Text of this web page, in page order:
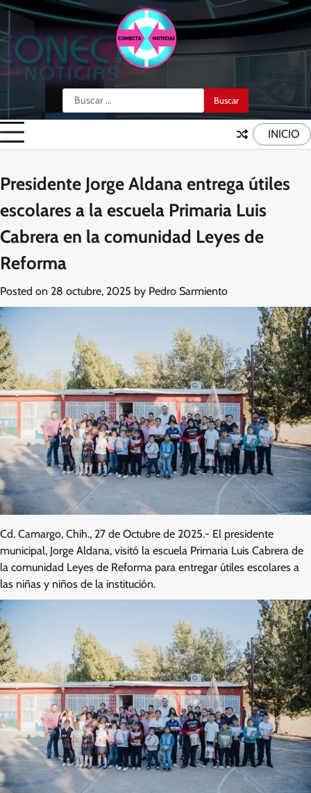
Skip
content
Buscar:
INICIO
Presidente Jorge Aldana entrega útiles
escolares a la escuela Primaria Luis
Cabrera en la comunidad Leyes de
Reforma
Posted on 28 octubre, 2025 by Pedro Sarmiento
Cd. Camargo, Chih., 27 de Octubre de 2025.- El presidente
municipal, Jorge Aldana, visitó la escuela Primaria Luis Cabrera de
la comunidad Leyes de Reforma para entregar útiles escolares a
las niñas y niños de la institución.